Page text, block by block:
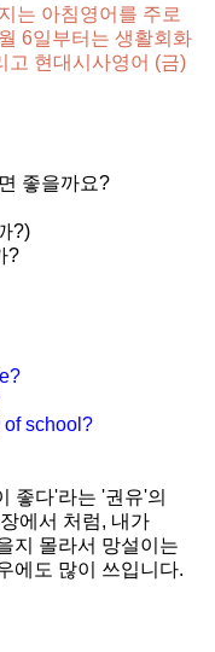
는 아침영어를 주로
6일부터는 생활회화
고 현대시사영어 (금)
좋을까요?
?)
?
of school?
좋다'라는 '권유'의
에서 처럼, 내가
지 몰라서 망설이는
에도 많이 쓰입니다.